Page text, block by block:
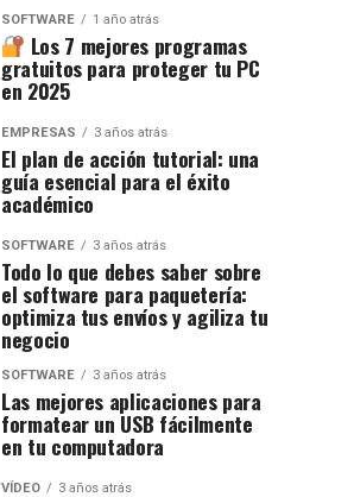
SOFTWARE 1 año atrás
Los 7 mejores programas
gratuitos para proteger tu PC
en 2025
EMPRESAS 3 años atrás
El plan de acción tutorial: una
guía esencial para el éxito
académico
SOFTWARE 3 años atrás
Todo lo que debes saber sobre
el software para paquetería:
optimiza tus envíos y agiliza tu
negocio
SOFTWARE 3 años atrás
Las mejores aplicaciones para
formatear un USB fácilmente
en tu computadora
VÍDEO 3 años atrás